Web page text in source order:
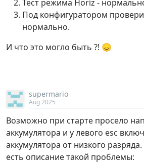
Тест режима Horiz -
Под конфигуратором
нормально.
И что это могло быть ?! 😞
supermario
Aug 2025
Возможно при старте просело
аккумулятора и у левого esc
аккумулятора от низкого
есть описание такой проблемы: